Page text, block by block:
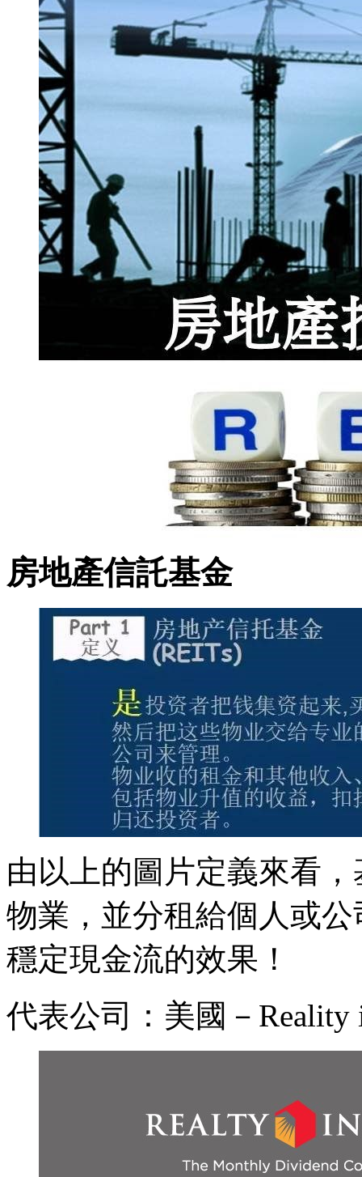
房地產信託基金
由以上的圖片定義來看
物業，並分租給個人或
穩定現金流的效果！
代表公司：美國－Reality